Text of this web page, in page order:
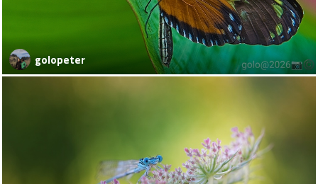
golopeter